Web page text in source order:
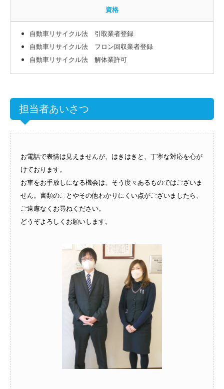
資格
自動車リサイクル法 引取業者登録
自動車リサイクル法 フロン回収業者登録
自動車リサイクル法 解体業許可
担当者あいさつ
お電話で表情は見えませんが、はきはきと、丁寧な対応を心が
けております。
お車をお手放しになる機会は、そう度々あるものではございま
せん。書類のことやその他わかりにくい点がございましたら、
ご遠慮なくお尋ねください。
どうぞよろしくお願いします。